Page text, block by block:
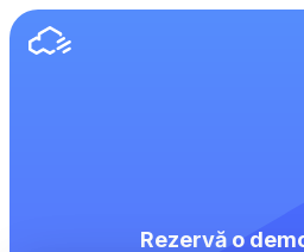
Rezervă o